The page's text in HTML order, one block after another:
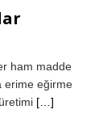
ham madde
erime eğirme
[…]